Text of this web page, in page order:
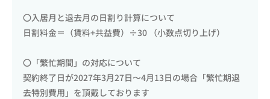
〇入居月と退去月の日割り計算について
日割料金＝（賃料+共益費）÷30 （小数点切り上げ）
〇「繁忙期間」の対応について
契約終了日が2027年3月27日〜4月13日の場合「繁忙期退
去特別費用」を頂戴しております